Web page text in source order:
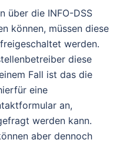
über die INFO-DSS
können, müssen diese
werden.
diese
Fall ist das die
eine
an,
werden kann.
aber dennoch